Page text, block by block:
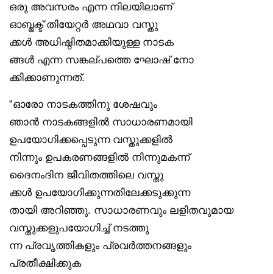
ഒരു അവസരം എന്ന നിലയിലാണ്
ഓബ്ജക്ട് തിയേറ്റർ അഥവാ വസ്തു
ക്കൾ അധിഷ്ഠിതമാക്കിയുള്ള നാടക
ങ്ങൾ എന്ന സങ്കല്പത്തെ ഘോഷ് നോ
ക്കിക്കാണുന്നത്.
”ഓരോ നാടകത്തിനു ശേഷവും
ഞാൻ നാടകങ്ങളിൽ സാധാരണമായി
ഉപയോഗിക്കപ്പെടുന്ന വസ്തുക്കളിൽ
നിന്നും ഉപകരണങ്ങളിൽ നിന്നുമകന്ന്
ദൈനംദിന ജീവിതത്തിലെ വസ്തു
ക്കൾ ഉപയോഗിക്കുന്നതിലേക്കടുക്കുന്ന
തായി അറിഞ്ഞു. സാധാരണവും ലളിതവുമായ
വസ്തുക്കളുപയോഗിച്ച് നടത്തു
ന്ന പ്രവൃത്തികളും പ്രവർത്തനങ്ങളും
പ്രതീക്ഷിക്കുക